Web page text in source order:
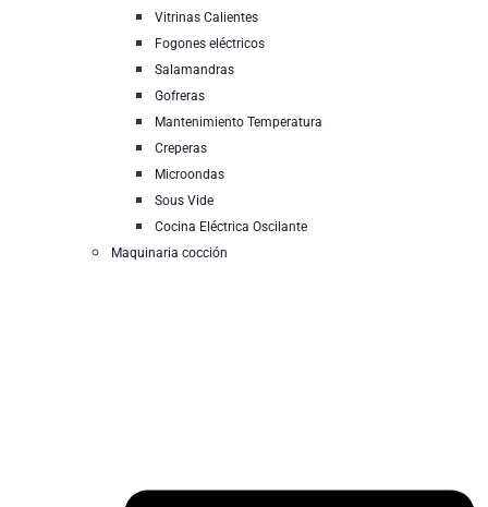
Vitrinas Calientes
Fogones eléctricos
Salamandras
Gofreras
Mantenimiento Temperatura
Creperas
Microondas
Sous Vide
Cocina Eléctrica Oscilante
Maquinaria cocción